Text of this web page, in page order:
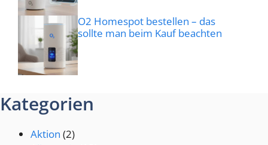
O2 Homespot bestellen – das
sollte man beim Kauf beachten
Kategorien
Aktion (2)